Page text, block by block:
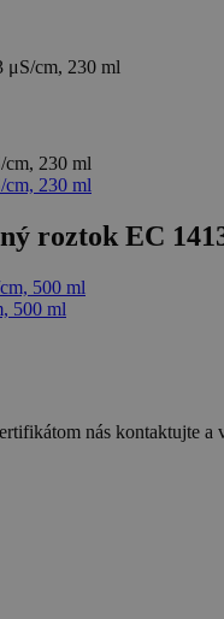
μS/cm, 230 ml
roztok EC
nás kontaktujte a